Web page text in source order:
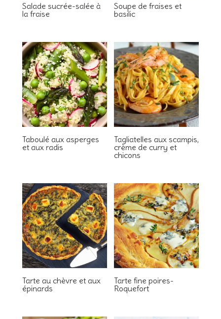
Salade sucrée-salée à
la fraise
Soupe de fraises et
basilic
Taboulé aux asperges
et aux radis
Tagliatelles aux scampis,
crème de curry et
chicons
Tarte au chèvre et aux
épinards
Tarte fine poires-
Roquefort